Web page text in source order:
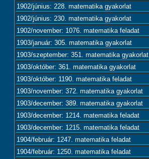
1902/június: 228. matematika gyakorlat
1902/június: 230. matematika gyakorlat
1902/november: 1076. matematika feladat
1903/január: 305. matematika gyakorlat
1903/szeptember: 351. matematika gyakorlat
1903/október: 361. matematika gyakorlat
1903/október: 1190. matematika feladat
1903/november: 372. matematika gyakorlat
1903/december: 389. matematika gyakorlat
1903/december: 1214. matematika feladat
1903/december: 1215. matematika feladat
1904/február: 1247. matematika feladat
1904/február: 1250. matematika feladat